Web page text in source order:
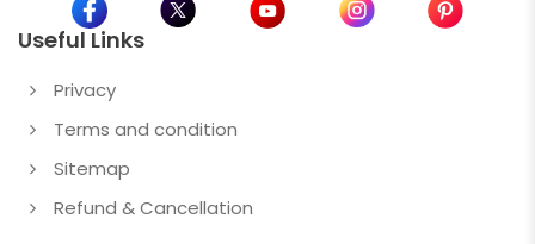
Useful Links
Privacy
Terms and condition
Sitemap
Refund & Cancellation